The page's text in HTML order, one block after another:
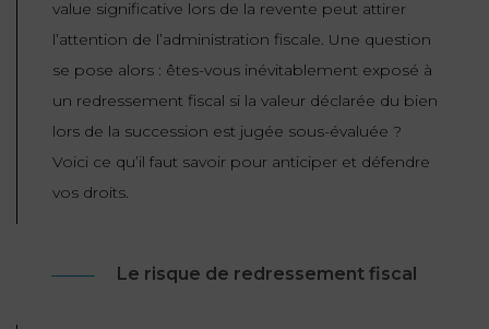
DROIT
VOS
INDEMNITÉ DE
IMMOBILIER
DROIT
DU
TRAVAIL
DONNÉES
PERSONNELLES
DROIT
INTELLECTUELLE
72
24
EN LIGNE
value significative lors de la revente peut attirer
l’attention de l’administration fiscale. Une question
se pose alors : êtes-vous inévitablement exposé à
un redressement fiscal si la valeur déclarée du bien
lors de la succession est jugée sous-évaluée ?
Voici ce qu’il faut savoir pour anticiper et défendre
vos droits.
Le risque de redressement fiscal